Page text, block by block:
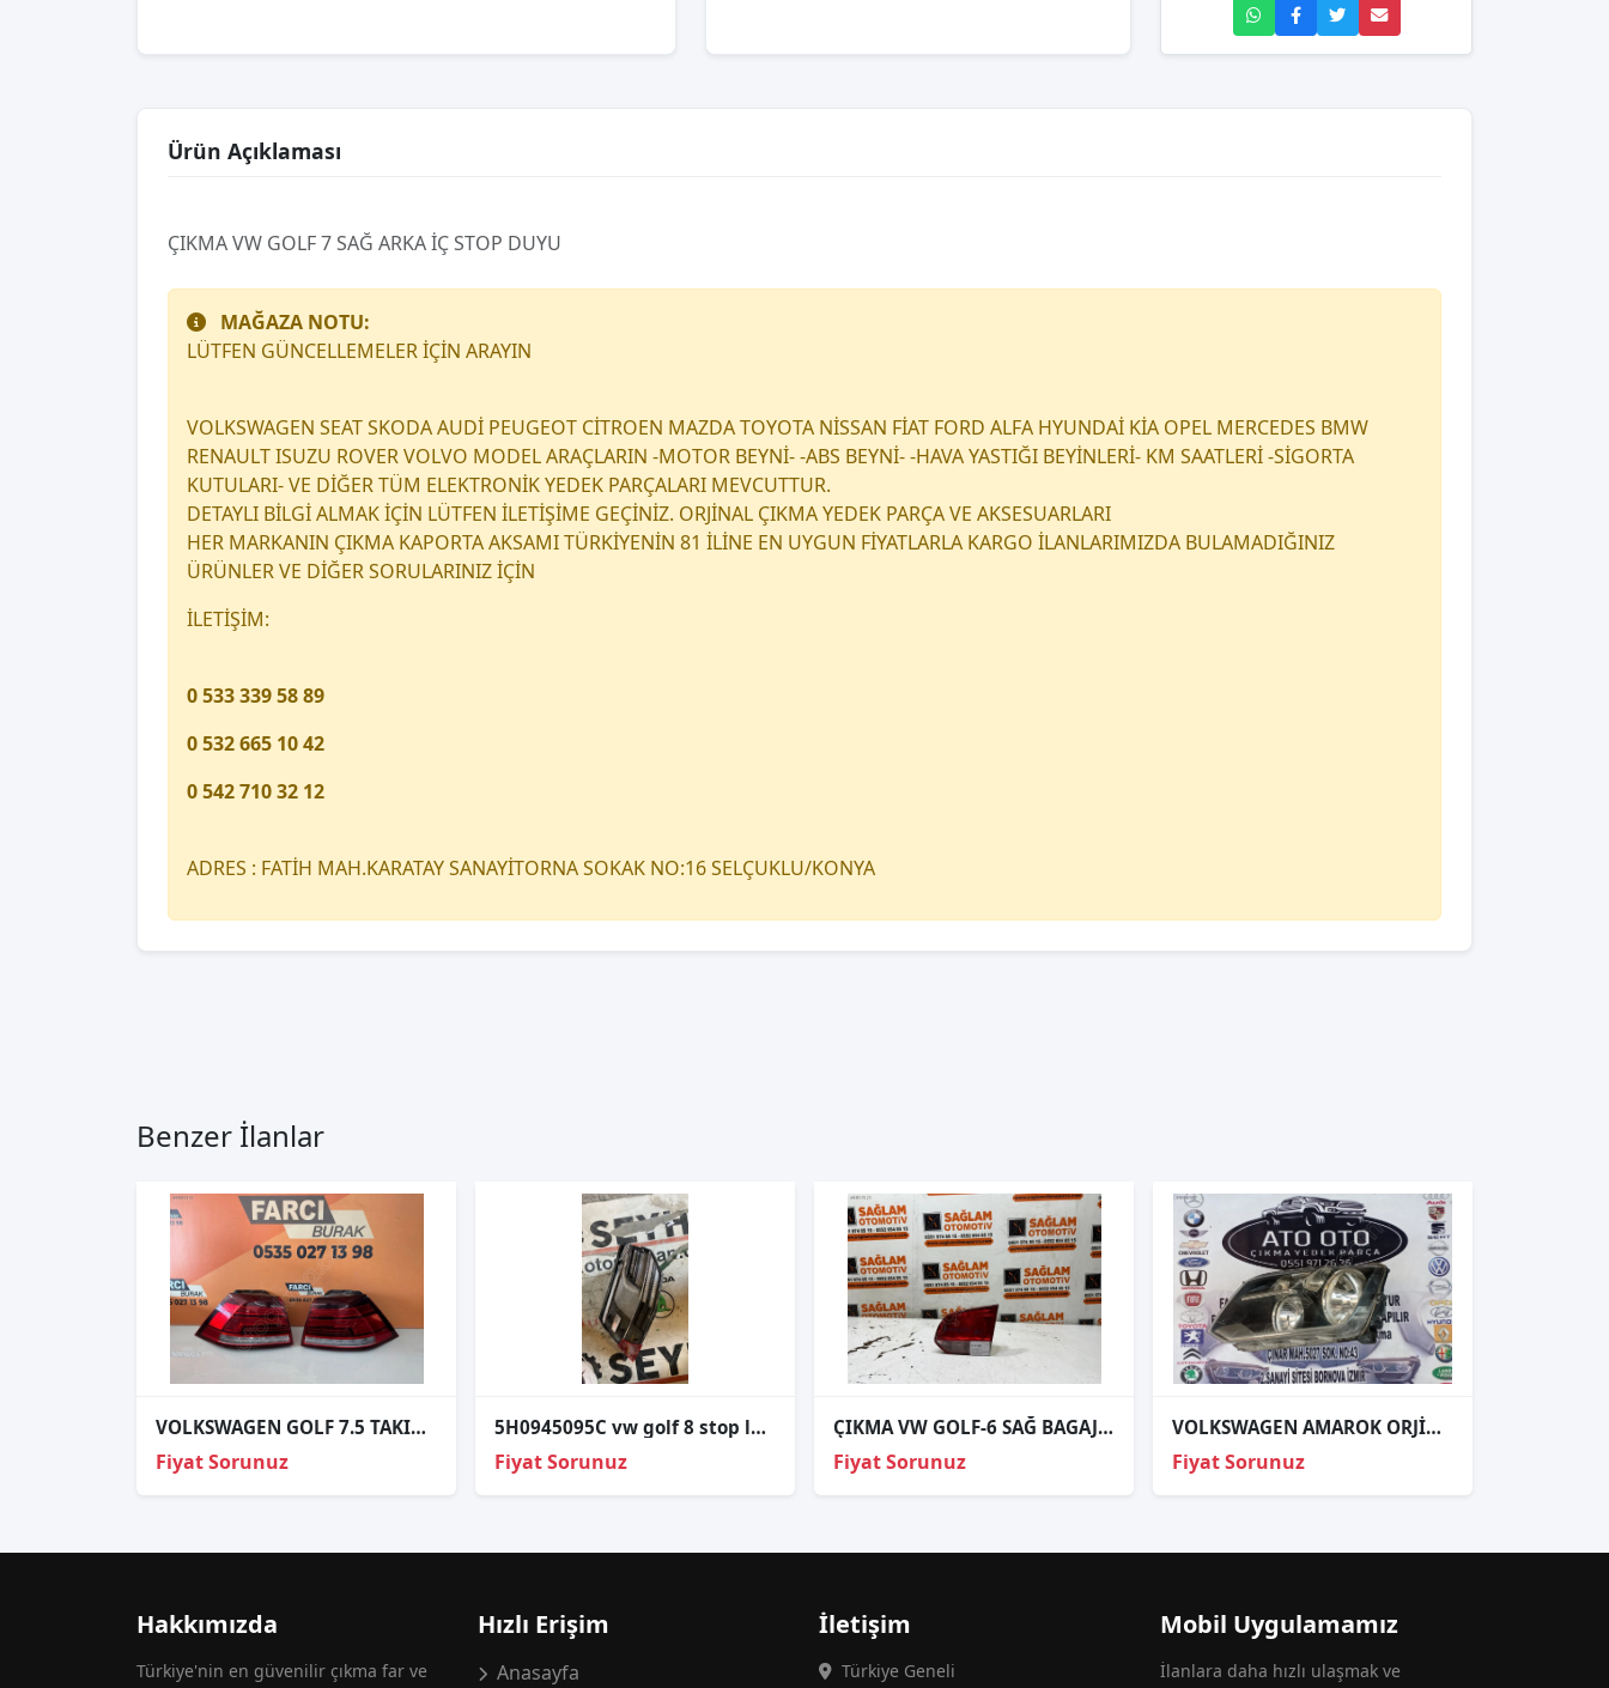
Ürün Açıklaması
ÇIKMA VW GOLF 7 SAĞ ARKA İÇ STOP DUYU
MAĞAZA NOTU:
LÜTFEN GÜNCELLEMELER İÇİN ARAYIN
VOLKSWAGEN SEAT SKODA AUDİ PEUGEOT CİTROEN MAZDA TOYOTA NİSSAN FİAT FORD ALFA HYUNDAİ KİA OPEL MERCEDES BMW
RENAULT ISUZU ROVER VOLVO MODEL ARAÇLARIN -MOTOR BEYNİ- -ABS BEYNİ- -HAVA YASTIĞI BEYİNLERİ- KM SAATLERİ -SİGORTA
KUTULARI- VE DİĞER TÜM ELEKTRONİK YEDEK PARÇALARI MEVCUTTUR.
DETAYLI BİLGİ ALMAK İÇİN LÜTFEN İLETİŞİME GEÇİNİZ. ORJİNAL ÇIKMA YEDEK PARÇA VE AKSESUARLARI
HER MARKANIN ÇIKMA KAPORTA AKSAMI TÜRKİYENİN 81 İLİNE EN UYGUN FİYATLARLA KARGO İLANLARIMIZDA BULAMADIĞINIZ
ÜRÜNLER VE DİĞER SORULARINIZ İÇİN
İLETİŞİM:
0 533 339 58 89
0 532 665 10 42
0 542 710 32 12
ADRES : FATİH MAH.KARATAY SANAYİTORNA SOKAK NO:16 SELÇUKLU/KONYA
Benzer İlanlar
VOLKSWAGEN GOLF 7.5 TAKIM DIŞ STOP ORJİNAL HATASIZ
Fiyat Sorunuz
5H0945095C vw golf 8 stop lambası arka sol
Fiyat Sorunuz
ÇIKMA VW GOLF-6 SAĞ BAGAJ İÇİ STOP 5K0945108
Fiyat Sorunuz
VOLKSWAGEN AMAROK ORJİNAL CIKMA SOL FAR
Fiyat Sorunuz
Hakkımızda
Türkiye'nin en güvenilir çıkma far ve
Hızlı Erişim
Anasayfa
İletişim
Türkiye Geneli
Mobil Uygulamamız
İlanlara daha hızlı ulaşmak ve